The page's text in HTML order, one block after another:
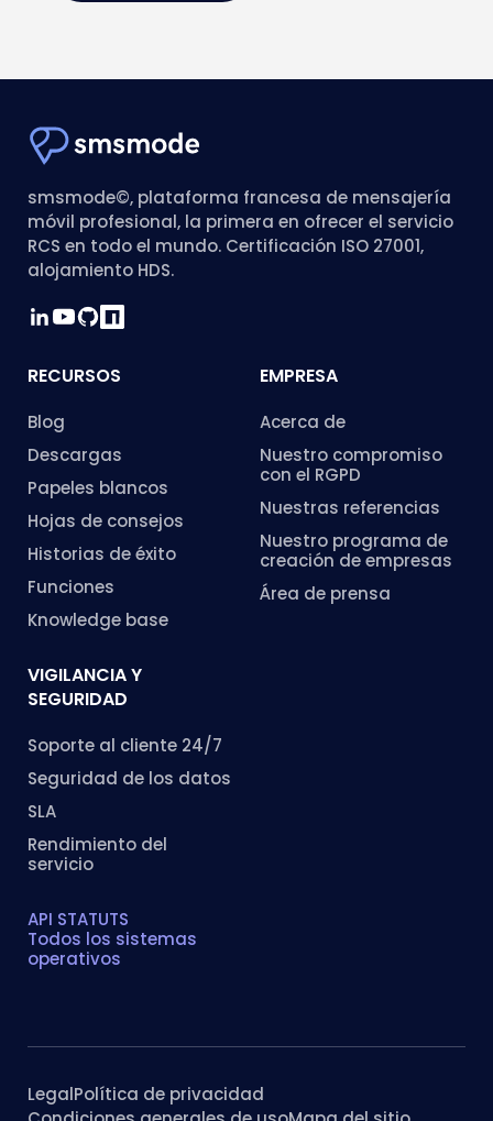
smsmode©, plataforma francesa de mensajería
móvil profesional, la primera en ofrecer el servicio
RCS en todo el mundo. Certificación ISO 27001,
alojamiento HDS.
RECURSOS
Blog
Descargas
Papeles blancos
Hojas de consejos
Historias de éxito
Funciones
Knowledge base
EMPRESA
Acerca de
Nuestro compromiso
con el RGPD
Nuestras referencias
Nuestro programa de
creación de empresas
Área de prensa
VIGILANCIA Y
SEGURIDAD
Soporte al cliente 24/7
Seguridad de los datos
SLA
Rendimiento del
servicio
API STATUTS
Todos los sistemas
operativos
LegalPolítica de privacidad